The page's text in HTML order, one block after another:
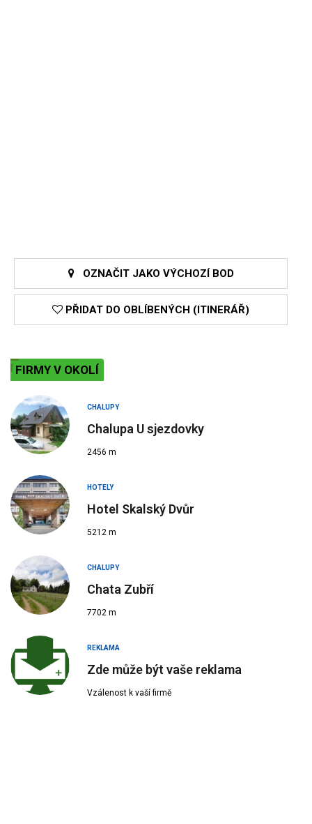
OZNAČIT JAKO VÝCHOZÍ BOD
PŘIDAT DO OBLÍBENÝCH (ITINERÁŘ)
FIRMY V OKOLÍ
CHALUPY
Chalupa U sjezdovky
2456 m
HOTELY
Hotel Skalský Dvůr
5212 m
CHALUPY
Chata Zubří
7702 m
REKLAMA
Zde může být vaše reklama
Vzálenost k vaší firmě